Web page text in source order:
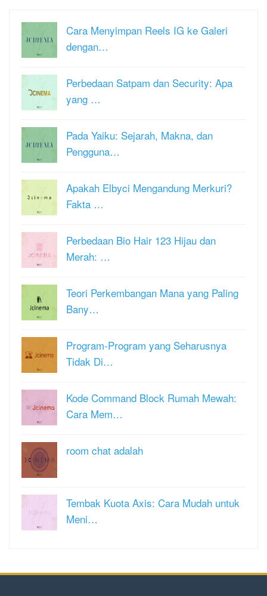
Cara Menyimpan Reels IG ke Galeri
dengan…
Perbedaan Satpam dan Security: Apa
yang …
Pada Yaiku: Sejarah, Makna, dan
Pengguna…
Apakah Elbyci Mengandung Merkuri?
Fakta …
Perbedaan Bio Hair 123 Hijau dan
Merah: …
Teori Perkembangan Mana yang Paling
Bany…
Program-Program yang Seharusnya
Tidak Di…
Kode Command Block Rumah Mewah:
Cara Mem…
room chat adalah
Tembak Kuota Axis: Cara Mudah untuk
Meni…